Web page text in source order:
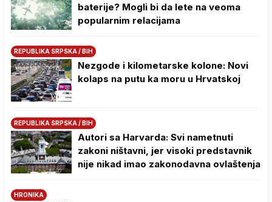
baterije? Mogli bi da lete na veoma
popularnim relacijama
REPUBLIKA SRPSKA / BIH
Nezgode i kilometarske kolone: Novi
kolaps na putu ka moru u Hrvatskoj
REPUBLIKA SRPSKA / BIH
Autori sa Harvarda: Svi nametnuti
zakoni ništavni, jer visoki predstavnik
nije nikad imao zakonodavna ovlaštenja
HRONIKA